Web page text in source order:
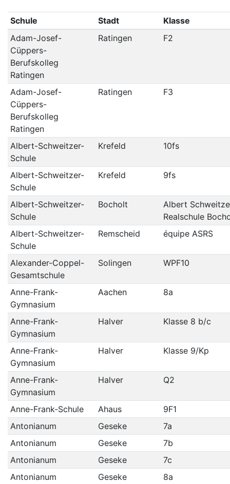
Schule Stadt
Klasse
Adam-Josef-
Cüppers-
Berufskolleg
Ratingen
Ratingen F2
Adam-Josef-
Cüppers-
Berufskolleg
Ratingen
Ratingen F3
Albert-Schweitzer-
Schule
Krefeld 10fs
Albert-Schweitzer-
Schule
Krefeld 9fs
Albert-Schweitzer-
Schule
Bocholt
Albert
Realschule
Albert-Schweitzer-
Schule
Remscheid équipe ASRS
Alexander-Coppel-
Gesamtschule
Solingen WPF10
Anne-Frank-
Gymnasium
Aachen 8a
Anne-Frank-
Gymnasium
Halver Klasse 8 b/c
Anne-Frank-
Gymnasium
Halver Klasse 9/Kp
Anne-Frank-
Gymnasium
Halver Q2
Anne-Frank-Schule Ahaus
9F1
Antonianum
Geseke
7a
Antonianum
Geseke
7b
Antonianum
Geseke
7c
Antonianum
Geseke
8a